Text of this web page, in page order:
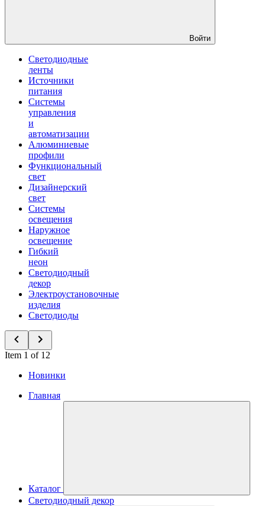
Войти
Светодиодные
ленты
Источники
питания
Системы
управления
и
автоматизации
Алюминиевые
профили
Функциональный
свет
Дизайнерский
свет
Системы
освещения
Наружное
освещение
Гибкий
неон
Светодиодный
декор
Электроустановочные
изделия
Светодиоды
Item 1 of 12
Новинки
Главная
Каталог
Светодиодный декор